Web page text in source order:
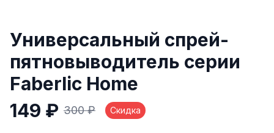
Универсальный спрей-
пятновыводитель серии
Faberlic Home
149 ₽ 300 ₽ Скидка